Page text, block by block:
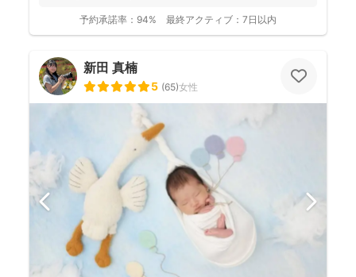
予約承諾率： 94% 最終アクティブ： 7日以内
新田 真楠
5 (65)女性